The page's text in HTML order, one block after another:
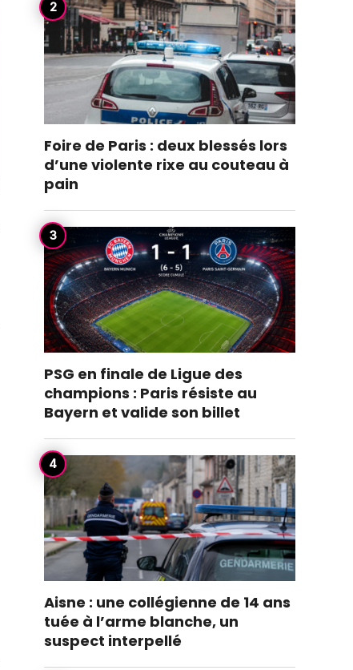
Foire de Paris : deux blessés lors
d’une violente rixe au couteau à
pain
PSG en finale de Ligue des
champions : Paris résiste au
Bayern et valide son billet
Aisne : une collégienne de 14 ans
tuée à l’arme blanche, un
suspect interpellé